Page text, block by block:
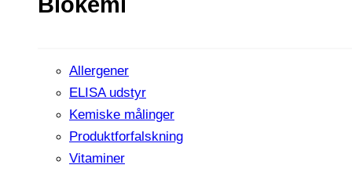
Allergener
ELISA udstyr
Kemiske målinger
Produktforfalskning
Vitaminer